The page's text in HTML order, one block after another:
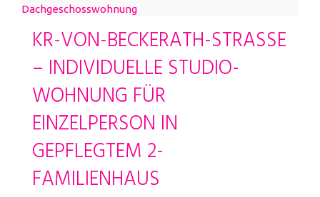
KR-VON-BECKERATH-STRASSE
– INDIVIDUELLE STUDIO-
WOHNUNG FÜR
EINZELPERSON IN
GEPFLEGTEM 2-
FAMILIENHAUS